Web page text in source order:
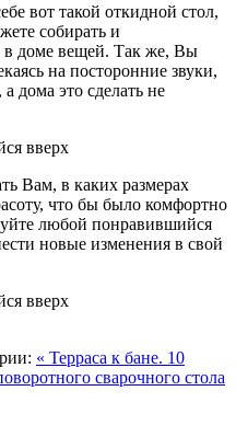
вот такой откидной стол,
собирать и
в доме вещей. Так же, Вы
на посторонние звуки,
дома это сделать не
Вам, в каких размерах
что бы было комфортно
любой понравившийся
новые изменения в свой
« Терраса к бане. 10
сварочного стола